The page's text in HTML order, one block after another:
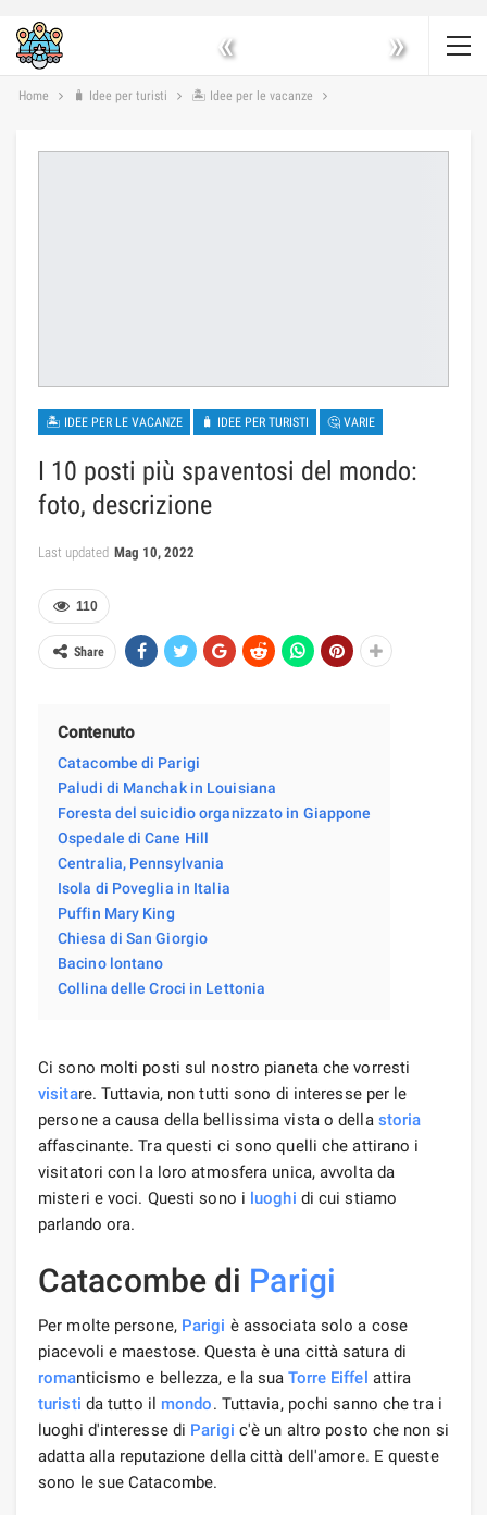
« »
Home 🧳 Idee per turisti 🏝 Idee per le vacanze
🏝 IDEE PER LE VACANZE 🧳 IDEE PER TURISTI 🤔 VARIE
I 10 posti più spaventosi del mondo:
foto, descrizione
Last updated Mag 10, 2022
110
Share
Contenuto
Catacombe di Parigi
Paludi di Manchak in Louisiana
Foresta del suicidio organizzato in Giappone
Ospedale di Cane Hill
Centralia, Pennsylvania
Isola di Poveglia in Italia
Puffin Mary King
Chiesa di San Giorgio
Bacino lontano
Collina delle Croci in Lettonia
Ci sono molti posti sul nostro pianeta che vorresti
visitare. Tuttavia, non tutti sono di interesse per le
persone a causa della bellissima vista o della storia
affascinante. Tra questi ci sono quelli che attirano i
visitatori con la loro atmosfera unica, avvolta da
misteri e voci. Questi sono i luoghi di cui stiamo
parlando ora.
Catacombe di Parigi
Per molte persone, Parigi è associata solo a cose
piacevoli e maestose. Questa è una città satura di
romanticismo e bellezza, e la suaTorre Eiffel attira
turisti da tutto il mondo. Tuttavia, pochi sanno che tra i
luoghi d'interesse di Parigi c'è un altro posto che non si
adatta alla reputazione della città dell'amore. E queste
sono le sue Catacombe.